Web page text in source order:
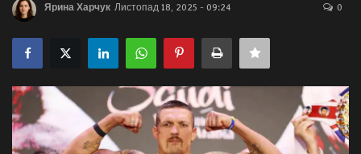
Суспільство
Галерея
Політика
Економіка
Ярина Харчук Листопад 18, 2025 - 09:24 0